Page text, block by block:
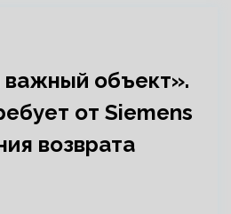
важный объект».
от Siemens
возврата